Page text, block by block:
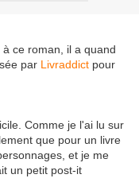
ce roman, il a quand
par Livraddict pour
Comme je l'ai lu sur
que pour un livre
et je me
un petit post-it